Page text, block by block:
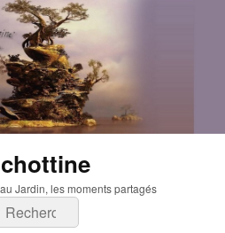
Jardin, les moments partagés
:
Rechercher